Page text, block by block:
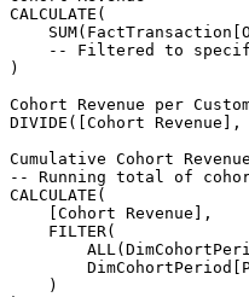
CALCULATE(
-- Filtered to
)
Cohort Revenue per
DIVIDE([Cohort
Cumulative Cohort
-- Running total of
CALCULATE(
    [Cohort Revenue],
    FILTER(
    )